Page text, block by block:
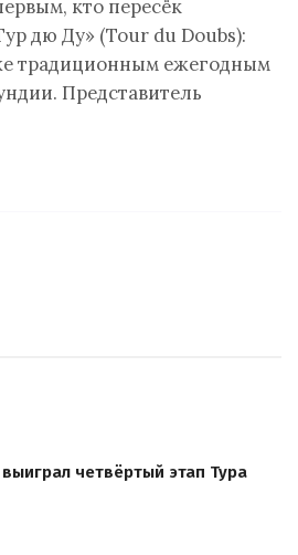
кто пересёк
дю Ду» (Tour du Doubs):
традиционным ежегодным
Представитель
четвёртый этап Тура